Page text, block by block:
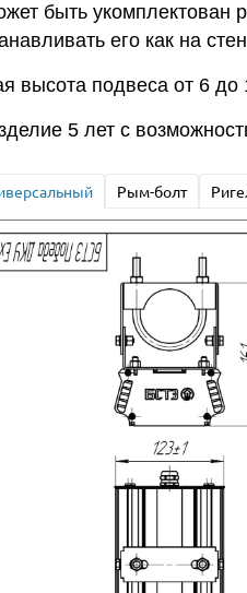
быть
его как на
высота подвеса от 6 до
5 лет с
Рым-болт